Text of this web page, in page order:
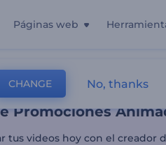
Páginas web
De Ventas Promociones Animadas
Promociones
tus videos hoy con el
CHANGE No, thanks